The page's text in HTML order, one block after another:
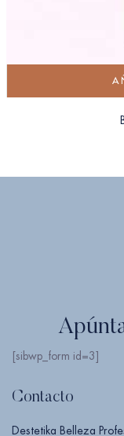
[sibwp_form id=3]
Contacto
Destetika Belleza